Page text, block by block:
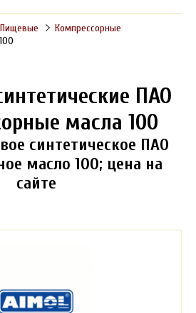
Пищевые
Компрессорные
100
ПАО
масла 100
синтетическое ПАО
масло 100; цена на
сайте